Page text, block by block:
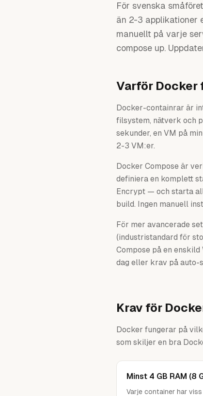
För svenska
än 2-3 applikationer
manuellt på varje
compose up.
Varför Docker
Docker-containrar är
filsystem, nätverk och
sekunder, en VM på
2-3 VM:er.
Docker Compose är
definiera en komplett
Encrypt — och starta
build. Ingen manuell
För mer avancerade
(industristandard för
Compose på en
dag eller krav på auto-
Krav för
Docker fungerar på
som skiljer en bra
Minst 4 GB RAM (8
Varje container har